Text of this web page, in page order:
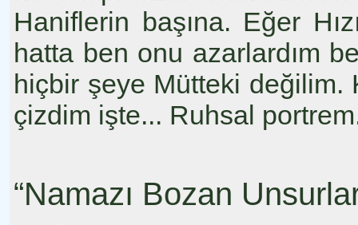
Haniflerin başına. Eğer
hatta ben onu azarlardım
hiçbir şeye Mütteki değilim.
çizdim işte... Ruhsal
“Namazı Bozan